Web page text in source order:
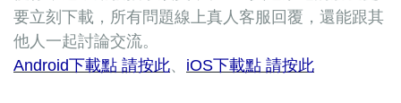
要立刻下載，所有問題線上真人客服回覆，還能跟其
他人一起討論交流。
Android下載點 請按此、 iOS下載點 請按此